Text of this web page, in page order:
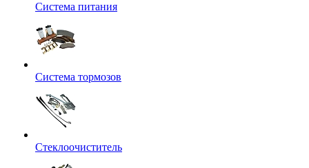
Система питания
Система тормозов
Стеклоочиститель